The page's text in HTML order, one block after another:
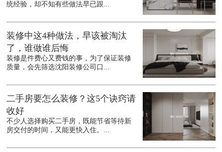
统经验，却不知有些做法早已跟...
装修中这4种做法，早该被淘汰
了，谁做谁后悔
装修是件费心又费钱的事，为了保证装修
质量，会先筛选沈阳装修公司口...
二手房要怎么装修？这5个诀窍请
收好
不少人选择购买二手房，既能节省等待新
房交付的时间，又能更快入住。...